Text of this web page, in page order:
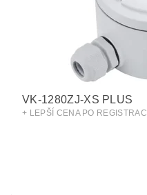
VK-1280ZJ-XS PLUS
+ LEPŠÍ CENA PO REGISTRACI